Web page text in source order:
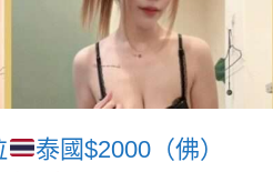
泰國$2000（佛）